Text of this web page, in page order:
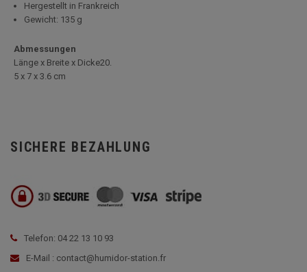
Hergestellt in Frankreich
Gewicht: 135 g
Abmessungen
Länge x Breite x Dicke20.
5 x 7 x 3.6 cm
SICHERE BEZAHLUNG
Telefon: 04 22 13 10 93
E-Mail : contact@humidor-station.fr